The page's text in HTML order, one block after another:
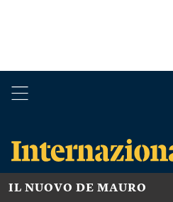
IL NUOVO DE MAURO